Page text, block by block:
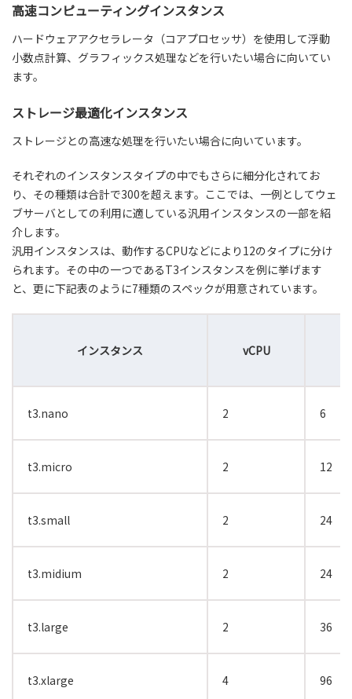
高速コンピューティングインスタンス
ハードウェアアクセラレータ（コアプロセッサ）を使用して浮動
小数点計算、グラフィックス処理などを行いたい場合に向いてい
ます。
ストレージ最適化インスタンス
ストレージとの高速な処理を行いたい場合に向いています。
それぞれのインスタンスタイプの中でもさらに細分化されてお
り、その種類は合計で300を超えます。ここでは、一例としてウェ
ブサーバとしての利用に適している汎用インスタンスの一部を紹
介します。
汎用インスタンスは、動作するCPUなどにより12のタイプに分け
られます。その中の一つであるT3インスタンスを例に挙げます
と、更に下記表のように7種類のスペックが用意されています。
インスタンス vCPU
t3.nano 2 6
t3.micro 2 12
t3.small 2 24
t3.midium 2 24
t3.large 2 36
t3.xlarge 4 96